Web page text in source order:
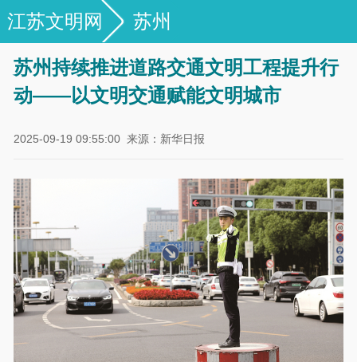
江苏文明网 苏州
苏州持续推进道路交通文明工程提升行
动——以文明交通赋能文明城市
2025-09-19 09:55:00 来源：新华日报